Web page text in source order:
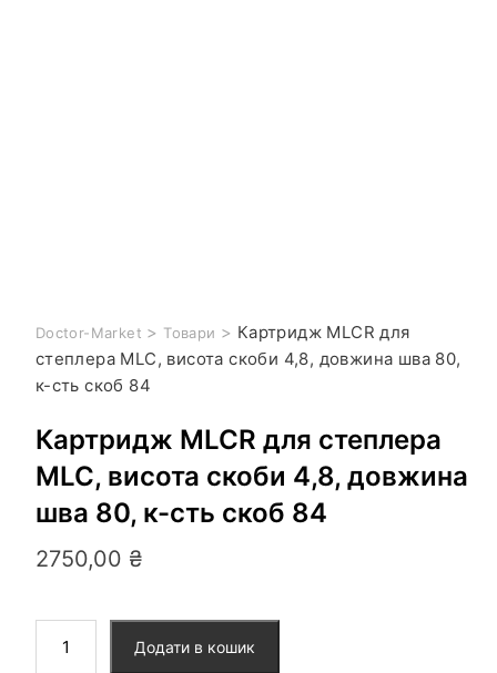
Doctor-Market > Товари > Картридж MLCR для
степлера MLC, висота скоби 4,8, довжина шва 80,
к-сть скоб 84
Картридж MLCR для степлера
MLC, висота скоби 4,8, довжина
шва 80, к-сть скоб 84
2750,00 ₴
Додати в кошик